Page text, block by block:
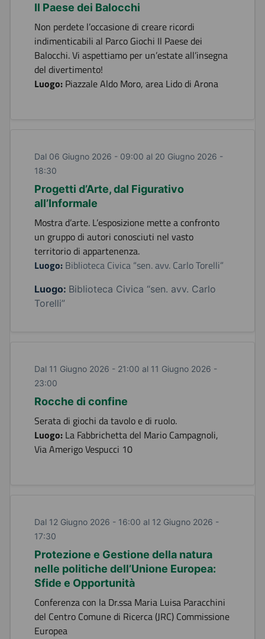
Il Paese dei Balocchi
Non perdete l’occasione di creare ricordi
indimenticabili al Parco Giochi Il Paese dei
Balocchi. Vi aspettiamo per un’estate all’insegna
del divertimento!
Luogo: Piazzale Aldo Moro, area Lido di Arona
Dal 06 Giugno 2026 - 09:00 al 20 Giugno 2026 -
18:30
Progetti d’Arte, dal Figurativo
all’Informale
Mostra d’arte. L’esposizione mette a confronto
un gruppo di autori conosciuti nel vasto
territorio di appartenenza.
Luogo: Biblioteca Civica “sen. avv. Carlo Torelli”
Luogo: Biblioteca Civica “sen. avv. Carlo
Torelli”
Dal 11 Giugno 2026 - 21:00 al 11 Giugno 2026 -
23:00
Rocche di confine
Serata di giochi da tavolo e di ruolo.
Luogo: La Fabbrichetta del Mario Campagnoli,
Via Amerigo Vespucci 10
Dal 12 Giugno 2026 - 16:00 al 12 Giugno 2026 -
17:30
Protezione e Gestione della natura
nelle politiche dell’Unione Europea:
Sfide e Opportunità
Conferenza con la Dr.ssa Maria Luisa Paracchini
del Centro Comune di Ricerca (JRC) Commissione
Europea